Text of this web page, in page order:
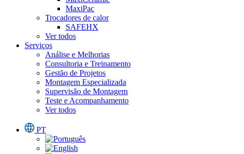
MaxiPac
Trocadores de calor
SAFEHX
Ver todos
Serviços
Análise e Melhorias
Consultoria e Treinamento
Gestão de Projetos
Montagem Especializada
Supervisão de Montagem
Teste e Acompanhamento
Ver todos
PT